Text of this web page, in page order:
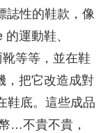
誌性的鞋款，像
運動鞋、
等等，並在鞋
，把它改造成對
鞋底。這些成品
…不貴不貴，